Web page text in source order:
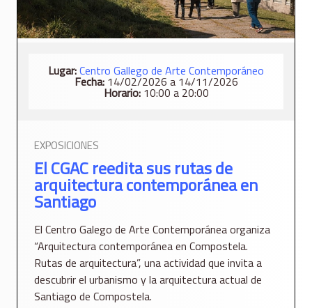
Lugar:Centro Gallego de Arte Contemporáneo
Fecha:14/02/2026 a 14/11/2026
Horario:10:00 a 20:00
EXPOSICIONES
El CGAC reedita sus rutas de
arquitectura contemporánea en
Santiago
El Centro Galego de Arte Contemporánea organiza
“Arquitectura contemporánea en Compostela.
Rutas de arquitectura”, una actividad que invita a
descubrir el urbanismo y la arquitectura actual de
Santiago de Compostela.